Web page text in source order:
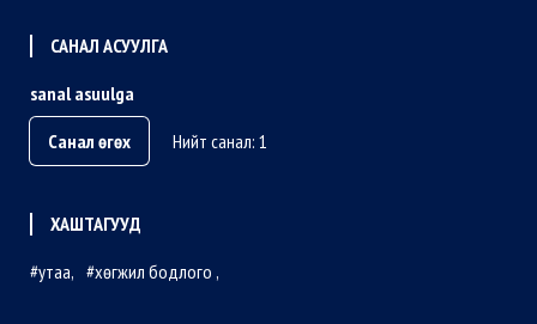
САНАЛ АСУУЛГА
sanal asuulga
Санал өгөх
Нийт санал: 1
ХАШТАГУУД
утаа
хөгжил бодлого